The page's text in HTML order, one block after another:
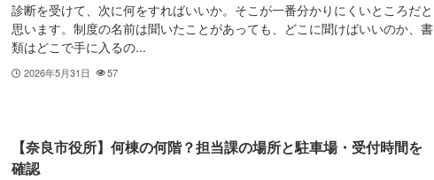
診断を受けて、次に何をすればいいか。そこが一番分かりにくいところだと
思います。制度の名前は聞いたことがあっても、どこに聞けばいいのか、書
類はどこで手に入るの...
2026年5月31日 57
【奈良市役所】何棟の何階？担当課の場所と駐車場・受付時間を
確認